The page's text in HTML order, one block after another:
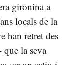
gironina a
locals de la
han retret des
la seva